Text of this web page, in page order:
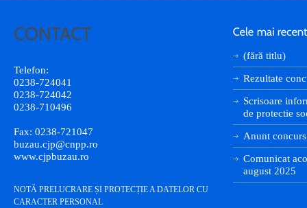
Telefon:
0238-724041
0238-724042
0238-710496
Fax: 0238-721047
buzau.cjp@cnpp.ro
www.cjpbuzau.ro
NOTĂ PRELUCRARE ȘI PROTECȚIE A DATELOR CU
CARACTER PERSONAL
(fără titlu)
Rezultate
Scrisoare
de protectie
Anunt concurs
Comunicat
august 2025